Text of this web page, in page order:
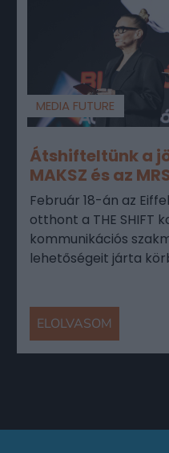
MEDIA FUTURE
Átshifteltünk a
MAKSZ és az
Február 18-án az
otthont a THE SHIFT
kommunikációs
lehetőségeit járta
ELOLVASOM